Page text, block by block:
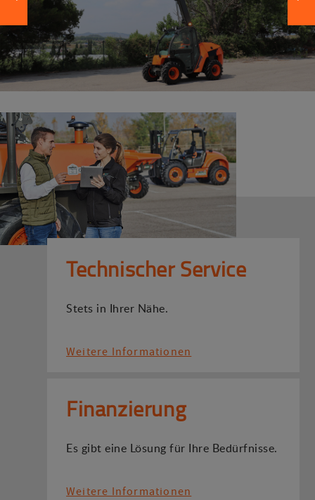
Technischer Service
Stets in Ihrer Nähe.
Weitere Informationen
Finanzierung
Es gibt eine Lösung für Ihre Bedürfnisse.
Weitere Informationen